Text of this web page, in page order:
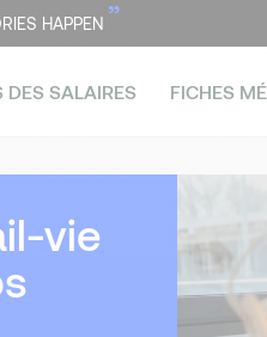
HAPPEN ”
DES SALAIRES FICHES
vie